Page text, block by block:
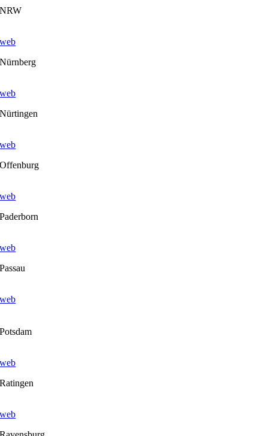
NRW
web
Nürnberg
web
Nürtingen
web
Offenburg
web
Paderborn
web
Passau
web
Potsdam
web
Ratingen
web